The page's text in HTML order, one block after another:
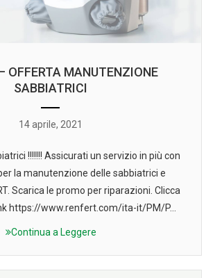
OFFERTA MANUTENZIONE
SABBIATRICI
14 aprile, 2021
!!!!!!! Assicurati un servizio in più con
la manutenzione delle sabbiatrici e
Scarica le promo per riparazioni. Clicca
https://www.renfert.com/ita-it/PM/P...
Continua a Leggere